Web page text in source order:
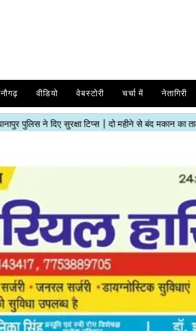
नौगढ़ वीडियो वेबस्टोरी चर्चा में नेतागिरी